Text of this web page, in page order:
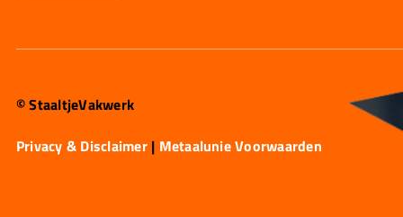
© StaaltjeVakwerk
Privacy & Disclaimer| Metaalunie Voorwaarden